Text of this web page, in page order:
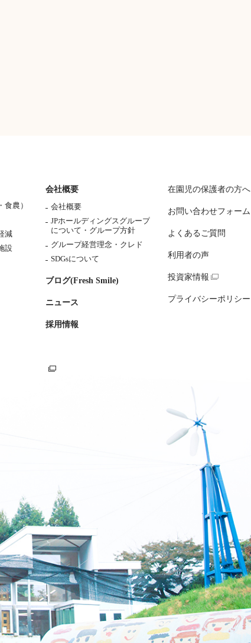
農）
減
設
会社概要
会社概要
JPホールディングスグループ
について・ グループ方針
グループ経営理念・クレド
SDGsについて
ブログ(Fresh Smile)
ニュース
採用情報
在園児の保護者の方へ
お問い合わせフォーム
よくあるご質問
利用者の声
投資家情報
プライバシーポリシー